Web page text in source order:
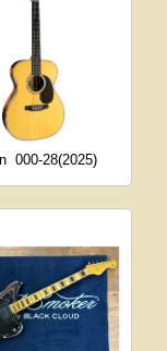
000-28(2025)